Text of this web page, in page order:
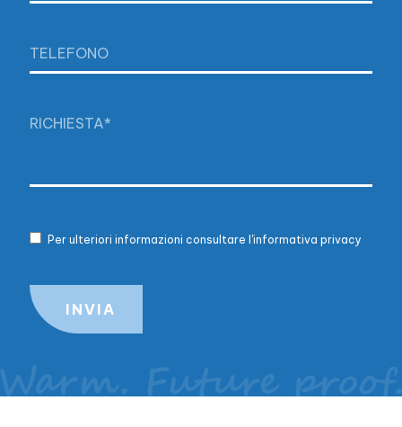
Per ulteriori informazioni consultare l'informativa privacy